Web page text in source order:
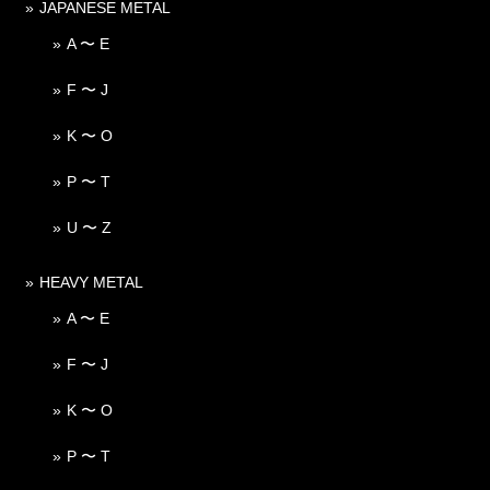
JAPANESE METAL
A 〜 E
F 〜 J
K 〜 O
P 〜 T
U 〜 Z
HEAVY METAL
A 〜 E
F 〜 J
K 〜 O
P 〜 T